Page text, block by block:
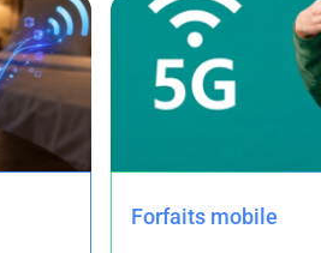
Forfaits mobile